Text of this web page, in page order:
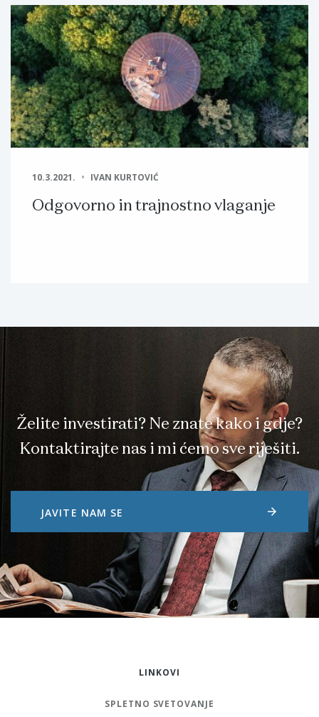
10.3.2021. IVAN KURTOVIĆ
Odgovorno in trajnostno vlaganje
Želite investirati? Ne znate kako i gdje?
Kontaktirajte nas i mi ćemo sve riješiti.
JAVITE NAM SE arrow_forward
LINKOVI
SPLETNO SVETOVANJE